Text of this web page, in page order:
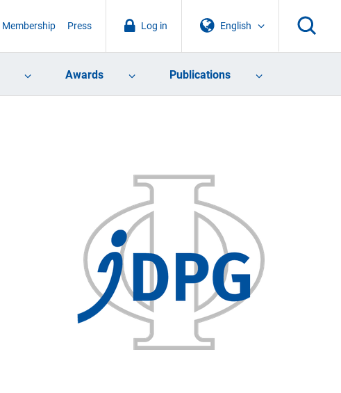
English
Log in
Membership Press
Awards Publications